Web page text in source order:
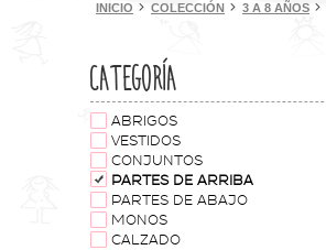
INICIO COLECCIÓN 3 A 8 AÑOS
CATEGORÍA
ABRIGOS
VESTIDOS
CONJUNTOS
PARTES DE ARRIBA
PARTES DE ABAJO
MONOS
CALZADO